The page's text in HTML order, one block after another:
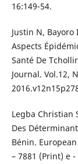
16:149-54.
Justin N, Bayoro
Aspects
Santé De
Journal. Vol.12,
Legba Christian
Des
Bénin.
– 7881 (Print) e -